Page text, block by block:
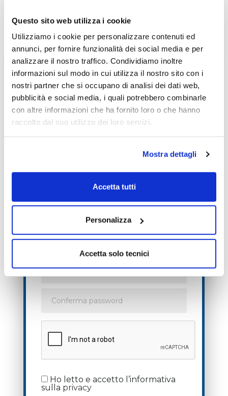
Questo sito web utilizza i cookie
Utilizziamo i cookie per personalizzare contenuti ed
annunci, per fornire funzionalità dei social media e per
analizzare il nostro traffico. Condividiamo inoltre
informazioni sul modo in cui utilizza il nostro sito con i
nostri partner che si occupano di analisi dei dati web,
pubblicità e social media, i quali potrebbero combinarle
con altre informazioni che ha fornito loro o che hanno
raccolto dal suo utilizzo dei loro servizi.
Mostra dettagli
Accetta tutti
Personalizza
Accetta solo tecnici
Non accontentarti solo degli
articoli Free!
Registratigratuitamentee avrai
accesso senza limitazioniai servizi
Ti inviamo solo un SMS di verifica, niente
Ho letto e accetto l’informativa
sulla privacy